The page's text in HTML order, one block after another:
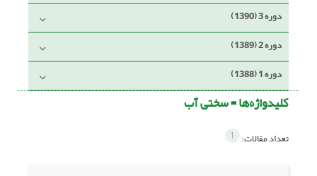
دوره 3 (1390)
دوره 2 (1389)
دوره 1 (1388)
کلیدواژه‌ها =سختی آب
تعداد مقالات: 1